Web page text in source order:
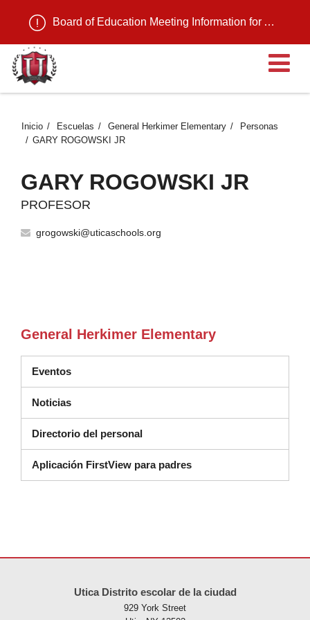
Board of Education Meeting Information for August 11, 2026
Inicio Escuelas General Herkimer Elementary
Personas
GARY ROGOWSKI JR
GARY ROGOWSKI JR
PROFESOR
grogowski@uticaschools.org
General Herkimer Elementary
Eventos
Noticias
Directorio del personal
Aplicación FirstView para padres
Utica Distrito escolar de la ciudad
929 York Street